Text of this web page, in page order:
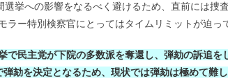
選挙への影響をなるべく避けるため、直前には捜
ラー特別検察官にとってはタイムリミットが迫っ
で民主党が下院の多数派を奪還し、弾劾の訴追を
劾を決定となるため、現状では弾劾は極めて難し